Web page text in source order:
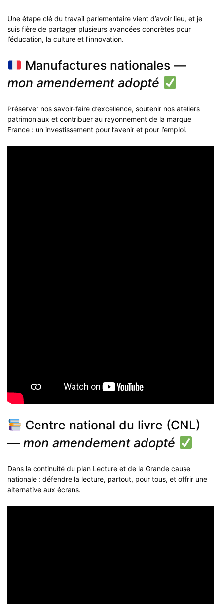
Une étape clé du travail parlementaire vient d’avoir lieu, et je
suis fière de partager plusieurs avancées concrètes pour
l’éducation, la culture et l’innovation.
Manufactures nationales —
mon amendement adopté
Préserver nos savoir-faire d’excellence, soutenir nos ateliers
patrimoniaux et contribuer au rayonnement de la marque
France : un investissement pour l’avenir et pour l’emploi.
Centre national du livre (CNL)
— mon amendement adopté
Dans la continuité du plan Lecture et de la Grande cause
nationale : défendre la lecture, partout, pour tous, et offrir une
alternative aux écrans.